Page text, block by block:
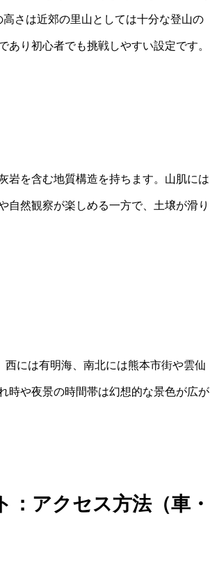
さは近郊の里山としては十分な登山の
り初心者でも挑戦しやすい設定です。
岩を含む地質構造を持ちます。山肌には
自然観察が楽しめる一方で、土壌が滑り
には有明海、南北には熊本市街や雲仙
時や夜景の時間帯は幻想的な景色が広が
アクセス方法（車・